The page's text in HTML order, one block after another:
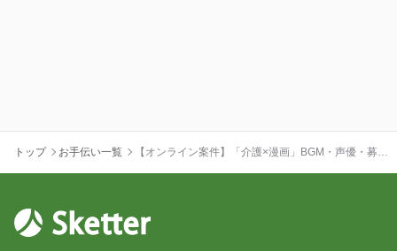
トップ お手伝い一覧
【オンライン案件】「介護×漫画」BGM・声優・募集